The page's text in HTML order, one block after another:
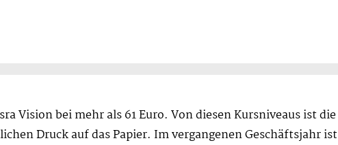
Vision bei mehr als 61 Euro. Von diesen Kursniveaus ist
Druck auf das Papier. Im vergangenen Geschäftsjahr